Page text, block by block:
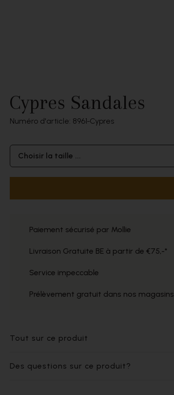
Cypres Sandales
Numéro d'article: 8961 Cypres
Choisir la taille ...
Paiement sécurisé par Mollie
Livraison Gratuite BE à partir de €75,-*
Service impeccable
Prélèvement gratuit dans nos magasins
Tout sur ce produit
Des questions sur ce produit?